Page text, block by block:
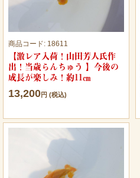
商品コード: 18611
【激レア入荷！山田芳人氏作
出！当歳らんちゅう 】今後の
成長が楽しみ！約11㎝
13,200円 (税込)